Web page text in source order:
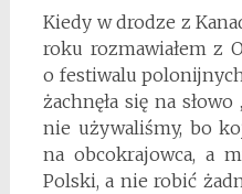
Kiedy w drodze z
roku rozmawiałem z
o festiwalu
żachnęła się na
nie używaliśmy, bo
na obcokrajowca, a
Polski, a nie robić